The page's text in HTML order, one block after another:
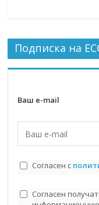
Подписка на
Ваш e-mail
Согласен с
Согласен